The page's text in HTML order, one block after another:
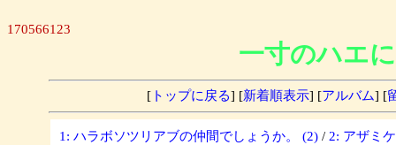
170566123
一寸のハエ
[ トップに戻る] [新着順表示] [アルバム] [
1: ハラボソツリアブの仲間でしょうか。 (2) / 2: アザミ